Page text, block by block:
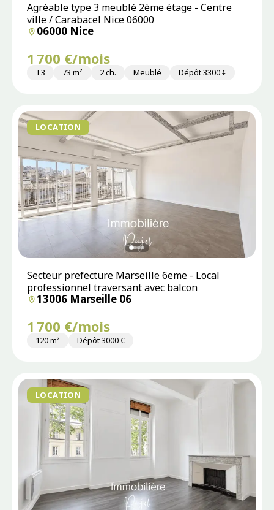
Agréable type 3 meublé 2ème étage - Centre
ville / Carabacel Nice 06000
06000 Nice
1 700 €/mois
T3 73 m² 2 ch. Meublé Dépôt 3300 €
LOCATION
Secteur prefecture Marseille 6eme - Local
professionnel traversant avec balcon
13006 Marseille 06
1 700 €/mois
120 m² Dépôt 3000 €
LOCATION